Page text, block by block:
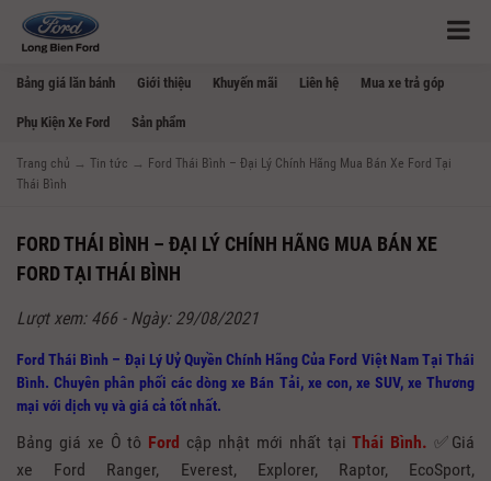
Bảng giá lăn bánh Giới thiệu Khuyến mãi Liên hệ Mua xe trả góp
Phụ Kiện Xe Ford Sản phẩm
Trang chủ → Tin tức → Ford Thái Bình – Đại Lý Chính Hãng Mua Bán Xe Ford Tại
Thái Bình
FORD THÁI BÌNH – ĐẠI LÝ CHÍNH HÃNG MUA BÁN XE
FORD TẠI THÁI BÌNH
Lượt xem: 466 - Ngày: 29/08/2021
Ford Thái Bình – Đại Lý Uỷ Quyền Chính Hãng Của Ford Việt Nam Tại Thái
Bình. Chuyên phân phối các dòng xe Bán Tải, xe con, xe SUV, xe Thương
mại với dịch vụ và giá cả tốt nhất.
Bảng giá xe Ô tô Ford cập nhật mới nhất tạiThái Bình. ✅Giá
xe Ford Ranger, Everest, Explorer, Raptor, EcoSport,